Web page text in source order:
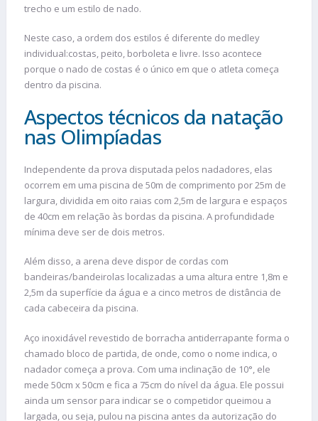
trecho e um estilo de nado.
Neste caso, a ordem dos estilos é diferente do medley
individual:costas, peito, borboleta e livre. Isso acontece
porque o nado de costas é o único em que o atleta começa
dentro da piscina.
Aspectos técnicos da natação
nas Olimpíadas
Independente da prova disputada pelos nadadores, elas
ocorrem em uma piscina de 50m de comprimento por 25m de
largura, dividida em oito raias com 2,5m de largura e espaços
de 40cm em relação às bordas da piscina. A profundidade
mínima deve ser de dois metros.
Além disso, a arena deve dispor de cordas com
bandeiras/bandeirolas localizadas a uma altura entre 1,8m e
2,5m da superfície da água e a cinco metros de distância de
cada cabeceira da piscina.
Aço inoxidável revestido de borracha antiderrapante forma o
chamado bloco de partida, de onde, como o nome indica, o
nadador começa a prova. Com uma inclinação de 10°, ele
mede 50cm x 50cm e fica a 75cm do nível da água. Ele possui
ainda um sensor para indicar se o competidor queimou a
largada, ou seja, pulou na piscina antes da autorização do